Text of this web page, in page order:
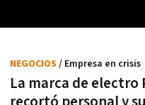
La marca de electro
NEGOCIOS / Empresa en crisis